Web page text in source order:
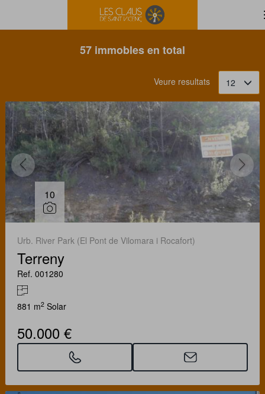
57 immobles en total
Veure resultats 12
10
Urb. River Park (El Pont de Vilomara i Rocafort)
Terreny
Ref. 001280
881 m2 Solar
50.000 €